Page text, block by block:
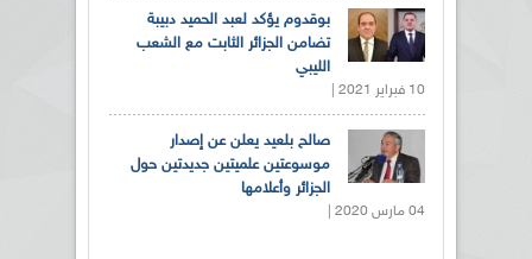
بوقدوم يؤكد لعبد الحميد دبيبة
تضامن الجزائر الثابت مع الشعب
الليبي
10 فبراير 2021 |
صالح بلعيد يعلن عن إصدار
موسوعتين علميتين جديدتين حول
الجزائر وأعلامها
04 مارس 2020 |